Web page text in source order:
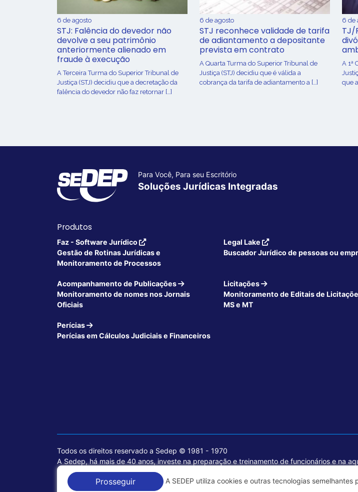
6 de agosto
STJ: Falência do devedor não
devolve a seu patrimônio
anteriormente alienado em
fraude à execução
A Terceira Turma do Superior Tribunal de
Justiça (STJ) decidiu que a decretação da
falência do devedor não faz retornar […]
6 de agosto
STJ reconhece validade de tarifa
de adiantamento a depositante
prevista em contrato
A Quarta Turma do Superior Tribunal de
Justiça (STJ) decidiu que é válida a
cobrança da tarifa de adiantamento a […]
6 de
TJ/
A 1ª
que
Para Você, Para seu Escritório
Soluções Jurídicas Integradas
Produtos
Faz - Software Jurídico
Gestão de Rotinas Jurídicas e
Monitoramento de Processos
Legal Lake
Buscador Jurídico de pessoas ou
Acompanhamento de Publicações
Monitoramento de nomes nos Jornais
Oficiais
Licitações
Monitoramento de Editais de
MS e MT
Perícias
Perícias em Cálculos Judiciais e Financeiros
Todos os direitos reservado a Sedep © 1981 - 1970
A Sedep, há mais de 40 anos, investe na preparação e treinamento de funcionários e na
voltados para a área jurídica, que contemplam informações seguras e excelentes soluções
Prosseguir A SEDEP utiliza cookies e outras tecnologias